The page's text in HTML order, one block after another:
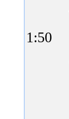
1:50